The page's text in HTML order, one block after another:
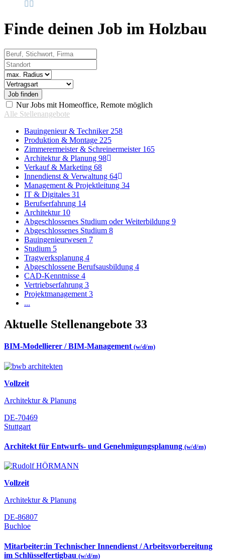
Finde deinen Job im Holzbau
Beruf, Stichwort, Firma
Standort
Radius
Vertragsart
Nur Jobs mit Homeoffice, Remote möglich
Alle Stellenangebote
Bauingenieur & Techniker 258
Produktion & Montage 225
Zimmerermeister & Schreinermeister 165
Architektur & Planung 98
Verkauf & Marketing 68
Innendienst & Verwaltung 64
Management & Projektleitung 34
IT & Digitales 31
Berufserfahrung 14
Architektur 10
Abgeschlossenes Studium oder Weiterbildung 9
Abgeschlossenes Studium 8
Bauingenieurwesen 7
Studium 5
Tragwerksplanung 4
Abgeschlossene Berufsausbildung 4
CAD-Kenntnisse 4
Vertriebserfahrung 3
Projektmanagement 3
...
Aktuelle Stellenangebote 33
BIM-Modellierer / BIM-Management (w/d/m)
Vollzeit
Architektur & Planung
DE-70469
Stuttgart
Architekt für Entwurfs- und Genehmigungsplanung (w/d/m)
Vollzeit
Architektur & Planung
DE-86807
Buchloe
Mitarbeiter:in Technischer Innendienst / Arbeitsvorbereitung
im Schlüsselfertigbau (w/d/m)